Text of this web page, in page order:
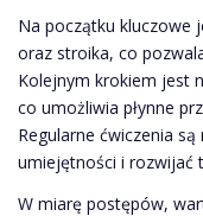
Na początku kluczowe
oraz stroika, co
Kolejnym krokiem jest
co umożliwia płynne
Regularne ćwiczenia
umiejętności i rozwijać
W miarę postępów,